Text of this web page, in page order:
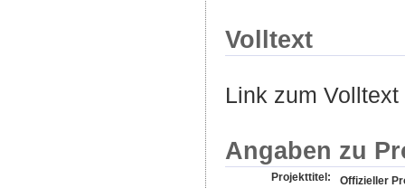
Volltext
Link zum
Angaben zu
Projekttitel:
Offizieller